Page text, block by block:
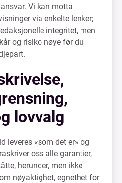
Vi kan motta
via enkelte lenker;
integritet, men
og risiko nøye før du
lovvalg
leveres «som det er» og
oss alle garantier,
herunder, men ikke
nøyaktighet, egnethet for